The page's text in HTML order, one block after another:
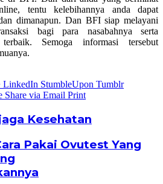
tentu kelebihannya anda dapat
dimanapun. Dan BFI siap melayani
bagi para nasabahnya serta
Semoga informasi tersebut
LinkedIn StumbleUpon Tumblr
Share via Email Print
Kesehatan
Pakai Ovutest Yang